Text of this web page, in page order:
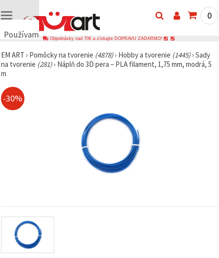
Používame
🍪
Používame
cookies a
technológie,
aby sme
zabezpečili
zobrazovali
obsah a
reklamu, aj
s pomocou
našich
partnerov
0
Objednávky nad 70€ a získajte DOPRAVU ZADARMO!
EM ART › Pomôcky na tvorenie (4878)› Hobby a tvorenie (1445)› Sady
na tvorenie (281)› Náplň do 3D pera – PLA filament, 1,75 mm, modrá, 5
m
-30%